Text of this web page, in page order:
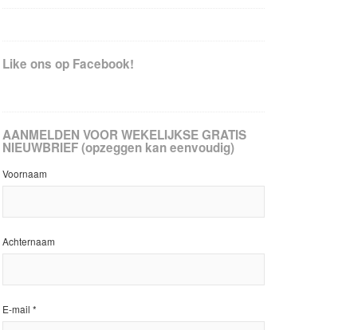
Like ons op Facebook!
AANMELDEN VOOR WEKELIJKSE GRATIS
NIEUWBRIEF (opzeggen kan eenvoudig)
Voornaam
Achternaam
E-mail *